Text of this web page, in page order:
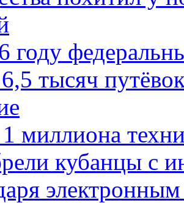
году
тысяч
миллиона
кубанцы с